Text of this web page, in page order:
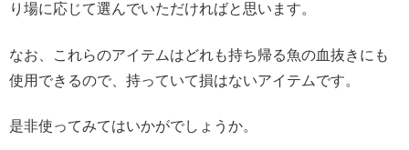
り場に応じて選んでいただければと思います。
なお、これらのアイテムはどれも持ち帰る魚の血抜きにも
使用できるので、持っていて損はないアイテムです。
是非使ってみてはいかがでしょうか。